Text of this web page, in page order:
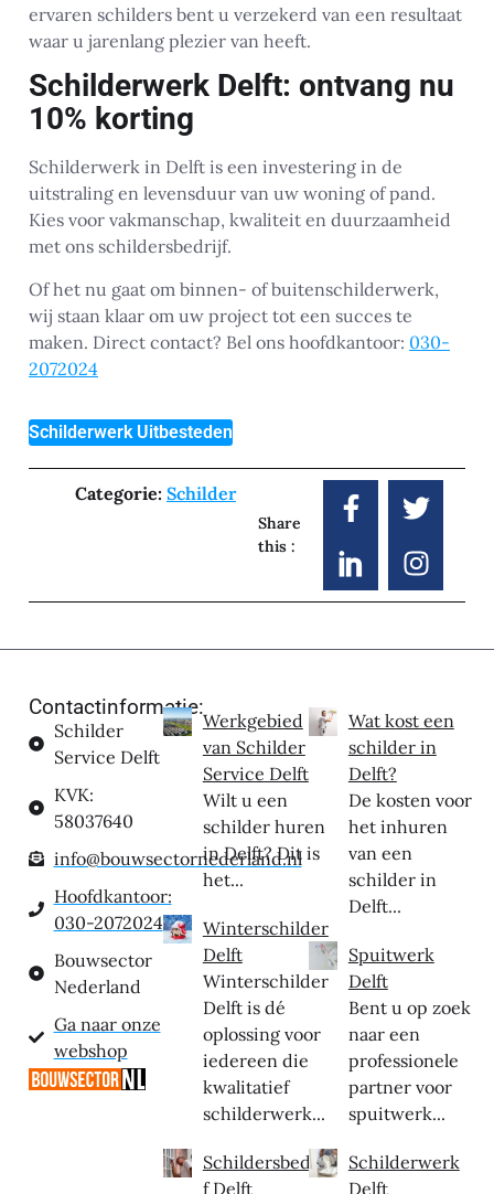
ervaren schilders bent u verzekerd van een resultaat
waar u jarenlang plezier van heeft.
Schilderwerk Delft: ontvang nu
10% korting
Schilderwerk in Delft is een investering in de
uitstraling en levensduur van uw woning of pand.
Kies voor vakmanschap, kwaliteit en duurzaamheid
met ons schildersbedrijf.
Of het nu gaat om binnen- of buitenschilderwerk,
wij staan klaar om uw project tot een succes te
maken. Direct contact? Bel ons hoofdkantoor: 030-
2072024
Schilderwerk Uitbesteden
Categorie: Schilder
Share
this :
Contactinformatie:
Schilder
Service Delft
KVK:
58037640
info@bouwsectornederland.nl
Hoofdkantoor:
030-2072024
Bouwsector
Nederland
Ga naar onze
webshop
Werkgebied
van Schilder
Service Delft
Wilt u een
schilder huren
in Delft? Dit is
het...
Winterschilder
Delft
Winterschilder
Delft is dé
oplossing voor
iedereen die
kwalitatief
schilderwerk...
Schildersbedrij
f Delft
Wat kost een
schilder in
Delft?
De kosten voor
het inhuren
van een
schilder in
Delft...
Spuitwerk
Delft
Bent u op zoek
naar een
professionele
partner voor
spuitwerk...
Schilderwerk
Delft